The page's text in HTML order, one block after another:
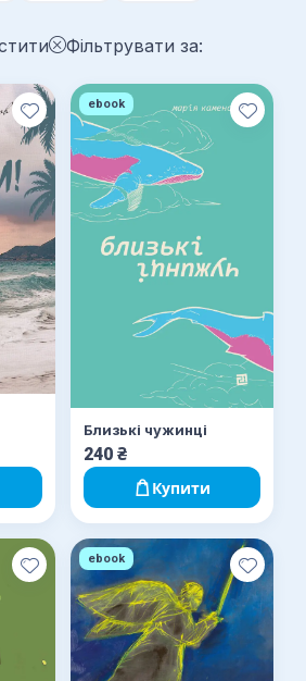
Фільтрувати за:
ebook
Близькі чужинці
240 ₴
Купити
ebook